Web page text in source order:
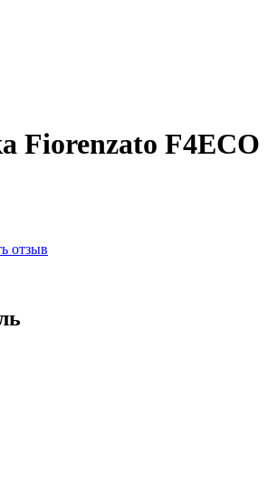
Fiorenzato F4ECO
отзыв